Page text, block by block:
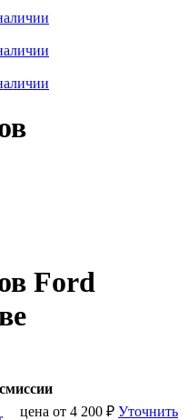
Ford
цена от 4 200 ₽ Уточнить